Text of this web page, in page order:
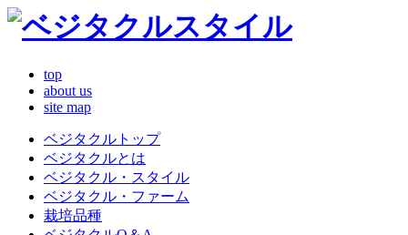
top
about us
site map
ベジタクルトップ
ベジタクルとは
ベジタクル・スタイル
ベジタクル・ファーム
栽培品種